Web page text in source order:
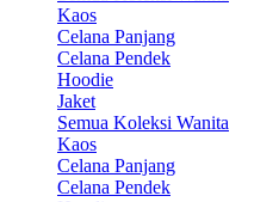
Kaos
Celana Panjang
Celana Pendek
Hoodie
Jaket
Semua Koleksi Wanita
Kaos
Celana Panjang
Celana Pendek